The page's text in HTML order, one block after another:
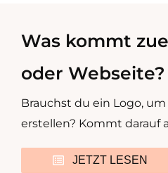
Was kommt
oder Webseite?
Brauchst du ein Logo,
erstellen? Kommt darauf
JETZT LESEN